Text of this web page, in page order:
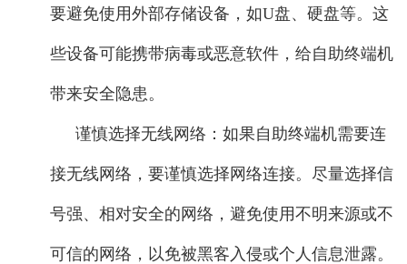
要避免使用外部存储设备，如U盘、硬盘等。这
些设备可能携带病毒或恶意软件，给自助终端机
带来安全隐患。
谨慎选择无线网络：如果自助终端机需要连
接无线网络，要谨慎选择网络连接。尽量选择信
号强、相对安全的网络，避免使用不明来源或不
可信的网络，以免被黑客入侵或个人信息泄露。